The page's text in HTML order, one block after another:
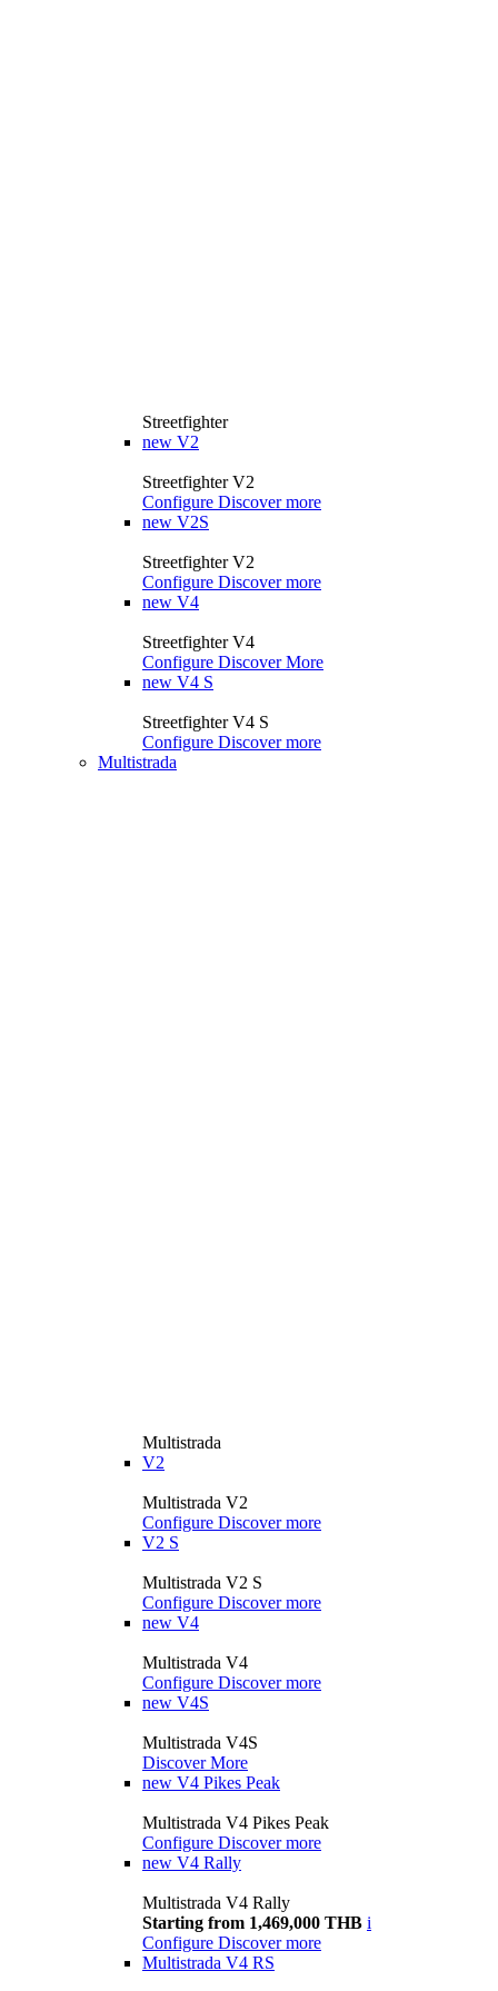
Streetfighter
new V2
Streetfighter V2
Configure Discover more
new V2S
Streetfighter V2
Configure Discover more
new V4
Streetfighter V4
Configure Discover More
new V4 S
Streetfighter V4 S
Configure Discover more
Multistrada
Multistrada
V2
Multistrada V2
Configure Discover more
V2 S
Multistrada V2 S
Configure Discover more
new V4
Multistrada V4
Configure Discover more
new V4S
Multistrada V4S
Discover More
new V4 Pikes Peak
Multistrada V4 Pikes Peak
Configure Discover more
new V4 Rally
Multistrada V4 Rally
Starting from 1,469,000 THB i
Configure Discover more
Multistrada V4 RS